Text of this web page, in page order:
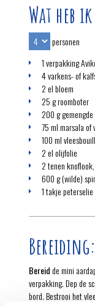
Wat heb
personen
1 verpakking
4 varkens- of
2 el bloem
25 g roomboter
200 g
75 ml marsala of
100 ml
2 el olijfolie
2 tenen
600 g (wilde)
1 takje peterselie
Bereiding:
Bereid​de mini
verpakking. Dep de
bord. Bestrooi het